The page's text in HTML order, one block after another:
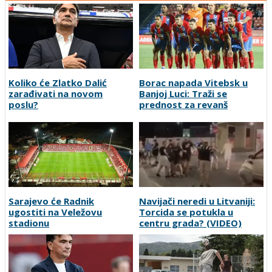
Koliko će Zlatko Dalić
zarađivati na novom
poslu?
Borac napada Vitebsk u
Banjoj Luci: Traži se
prednost za revanš
Sarajevo će Radnik
ugostiti na Veležovu
stadionu
Navijači neredi u Litvaniji:
Torcida se potukla u
centru grada? (VIDEO)